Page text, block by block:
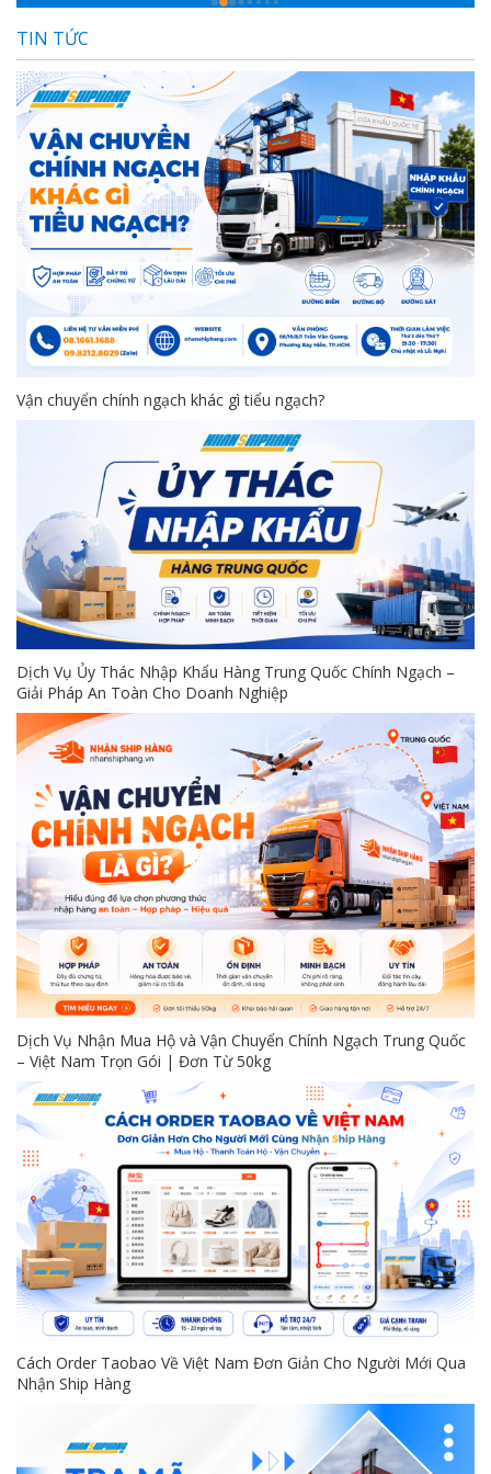
TIN TỨC
Vận chuyển chính ngạch khác gì tiểu ngạch?
Dịch Vụ Ủy Thác Nhập Khẩu Hàng Trung Quốc Chính Ngạch –
Giải Pháp An Toàn Cho Doanh Nghiệp
Dịch Vụ Nhận Mua Hộ và Vận Chuyển Chính Ngạch Trung Quốc
– Việt Nam Trọn Gói | Đơn Từ 50kg
Cách Order Taobao Về Việt Nam Đơn Giản Cho Người Mới Qua
Nhận Ship Hàng